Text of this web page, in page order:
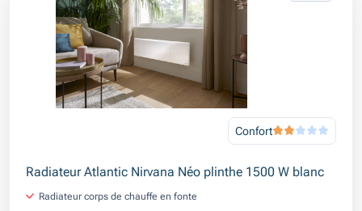
Confort
Radiateur Atlantic Nirvana Néo plinthe 1500 W blanc
Radiateur corps de chauffe en fonte